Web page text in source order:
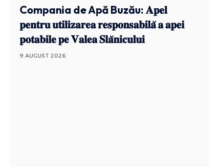
Compania de Apă Buzău: 𝐀𝐩𝐞𝐥
𝐩𝐞𝐧𝐭𝐫𝐮 𝐮𝐭𝐢𝐥𝐢𝐳𝐚𝐫𝐞𝐚 𝐫𝐞𝐬𝐩𝐨𝐧𝐬𝐚𝐛𝐢𝐥𝐚̆ 𝐚 𝐚𝐩𝐞𝐢
𝐩𝐨𝐭𝐚𝐛𝐢𝐥𝐞 𝐩𝐞 𝐕𝐚𝐥𝐞𝐚 𝐒𝐥𝐚̆𝐧𝐢𝐜𝐮𝐥𝐮𝐢
9 AUGUST 2026